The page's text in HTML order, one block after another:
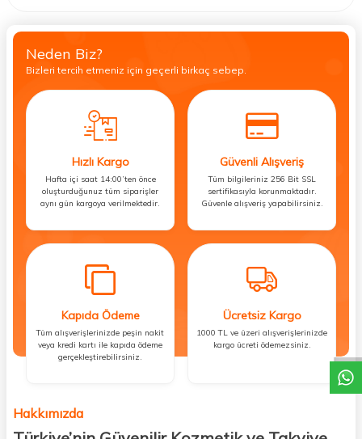
DESTEK
Neden Biz?
Bizleri tercih etmeniz için geçerli birkaç sebep.
Hızlı Kargo
Hafta içi saat 14:00’ten önce
oluşturduğunuz tüm siparişler
aynı gün kargoya verilmektedir.
Güvenli Alışveriş
Tüm bilgileriniz 256 Bit SSL
sertifikasıyla korunmaktadır.
Güvenle alışveriş yapabilirsiniz.
Kapıda Ödeme
Tüm alışverişlerinizde peşin nakit
veya kredi kartı ile kapıda ödeme
gerçekleştirebilirsiniz.
Ücretsiz Kargo
1000 TL ve üzeri alışverişlerinizde
kargo ücreti ödemezsiniz.
Hakkımızda